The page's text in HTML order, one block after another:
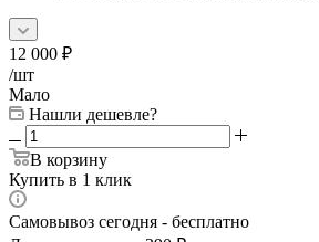
12 000 ₽
/шт
Мало
Нашли дешевле?
В корзину
Купить в 1 клик
Самовывоз сегодня - бесплатно